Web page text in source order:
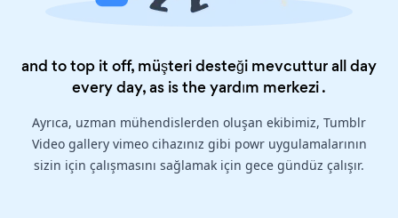
and to top it off, müşteri desteği mevcuttur all day
every day, as is theyardım merkezi.
Ayrıca, uzman mühendislerden oluşan ekibimiz, Tumblr
Video gallery vimeo cihazınız gibi powr uygulamalarının
sizin için çalışmasını sağlamak için gece gündüz çalışır.